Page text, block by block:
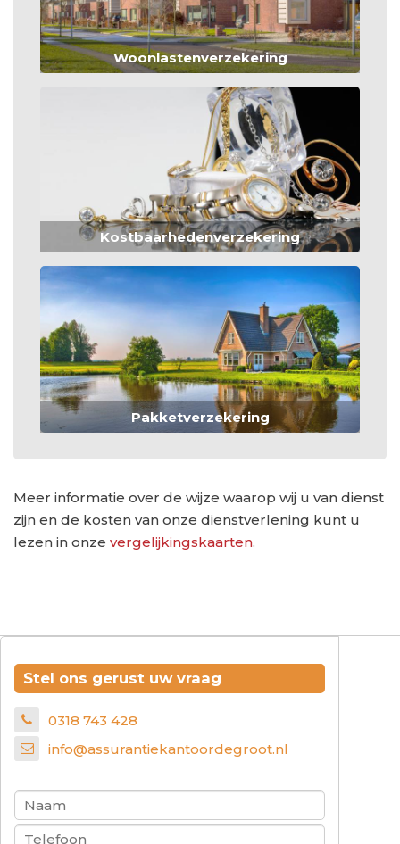
Woonlastenverzekering
Kostbaarhedenverzekering
Pakketverzekering
Meer informatie over de wijze waarop wij u van dienst
zijn en de kosten van onze dienstverlening kunt u
lezen in onze vergelijkingskaarten.
Stel ons gerust uw vraag
0318 743 428
info@assurantiekantoordegroot.nl